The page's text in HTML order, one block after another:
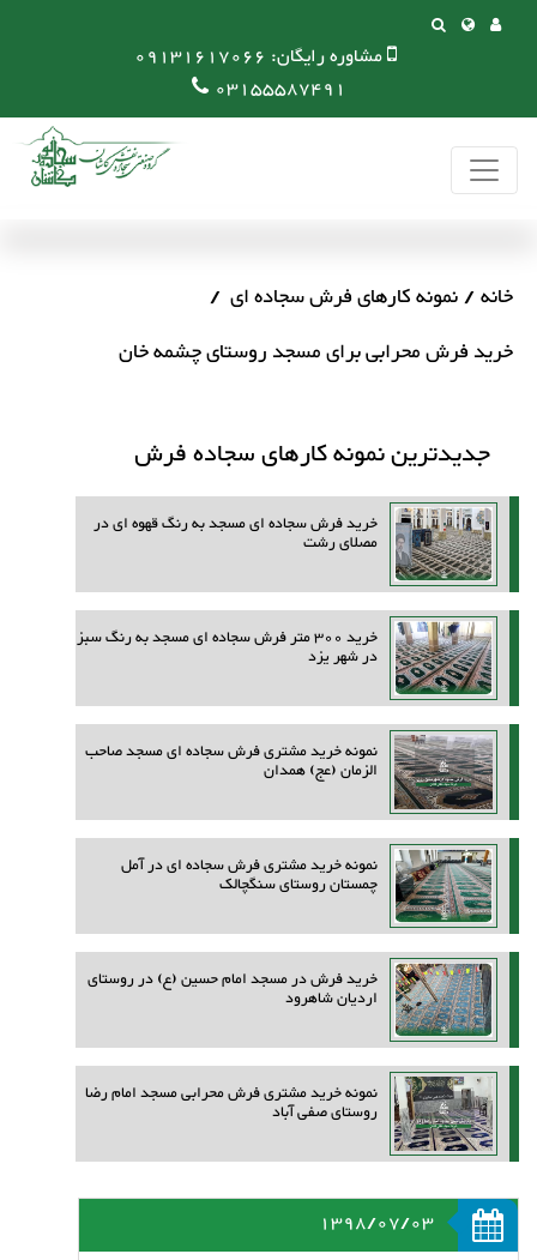
مشاوره رایگان: 09131617066
03155587491
خانه نمونه کارهای فرش سجاده ای
خرید فرش محرابی برای مسجد روستای چشمه خان
جدیدترین نمونه کارهای سجاده فرش
خرید فرش سجاده ای مسجد به رنگ قهوه ای در
مصلای رشت
خرید 300 متر فرش سجاده ای مسجد به رنگ سبز
در شهر یزد
نمونه خرید مشتری فرش سجاده ای مسجد صاحب
الزمان (عج) همدان
نمونه خرید مشتری فرش سجاده ای در آمل
چمستان روستای سنگچالک
خرید فرش در مسجد امام حسین (ع) در روستای
اردیان شاهرود
نمونه خرید مشتری فرش محرابی مسجد امام رضا
روستای صفی آباد
1398/07/03